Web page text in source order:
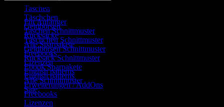
Taschen
Täschchen
Geldbörsen
Rucksäcke
Alle Sparpakete
Freebooks
Lizenzen
English patterns
Alle Schnittmuster
Sale
Produkt Kategorie
Für Anfänger
Taschen Schnittmuster
Täschchen Schnittmuster
Geldbörsen Schnittmuster
Rucksack Schnittmuster
Ebook Sparpakete
English patterns
Erweiterungen / AddOns
Freebooks
Lizenzen